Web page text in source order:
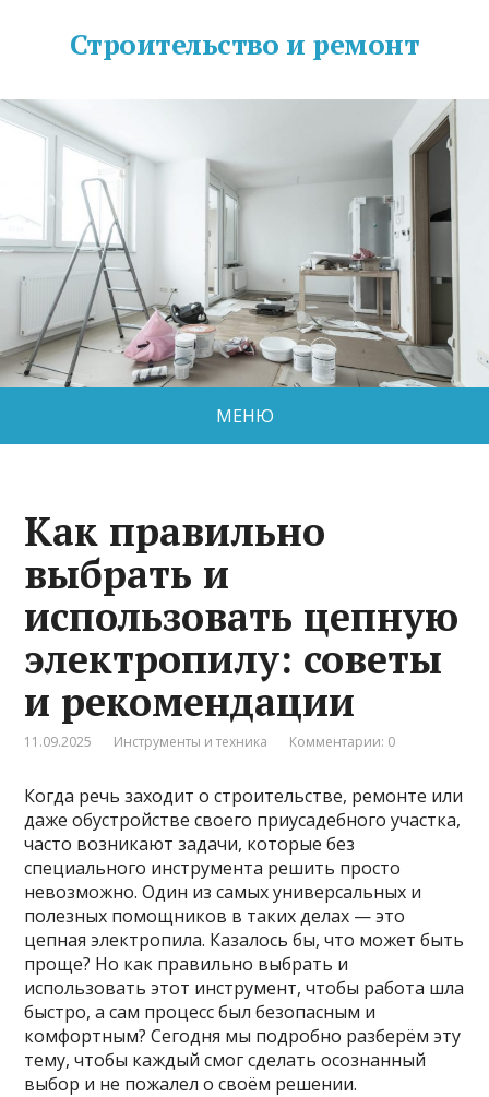
Строительство и ремонт
МЕНЮ
Как правильно
выбрать и
использовать цепную
электропилу: советы
и рекомендации
11.09.2025 Инструменты и техника Комментарии: 0
Когда речь заходит о строительстве, ремонте или
даже обустройстве своего приусадебного участка,
часто возникают задачи, которые без
специального инструмента решить просто
невозможно. Один из самых универсальных и
полезных помощников в таких делах — это
цепная электропила. Казалось бы, что может быть
проще? Но как правильно выбрать и
использовать этот инструмент, чтобы работа шла
быстро, а сам процесс был безопасным и
комфортным? Сегодня мы подробно разберём эту
тему, чтобы каждый смог сделать осознанный
выбор и не пожалел о своём решении.